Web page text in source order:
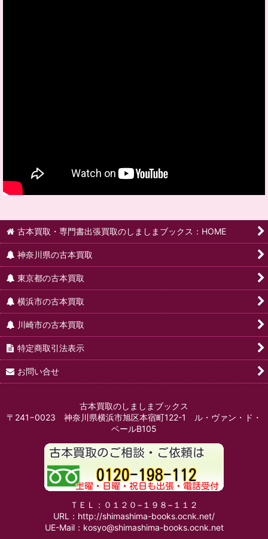
古本買取・専門書出張買取のしましまブックス：HOME
神奈川県の古本買取
東京都の古本買取
横浜市の古本買取
川崎市の古本買取
特定商取引法表示
お問い合せ
古本買取のしましまブックス
〒241−0023 神奈川県横浜市旭区本宿町122-1 ル・ヴァン・ド・
ベールB105
ＴＥＬ：０１２０−１９８−１１２
URL：http://shimashima-books.ocnk.net/
UE-Mail：kosyo@shimashima-books.ocnk.net